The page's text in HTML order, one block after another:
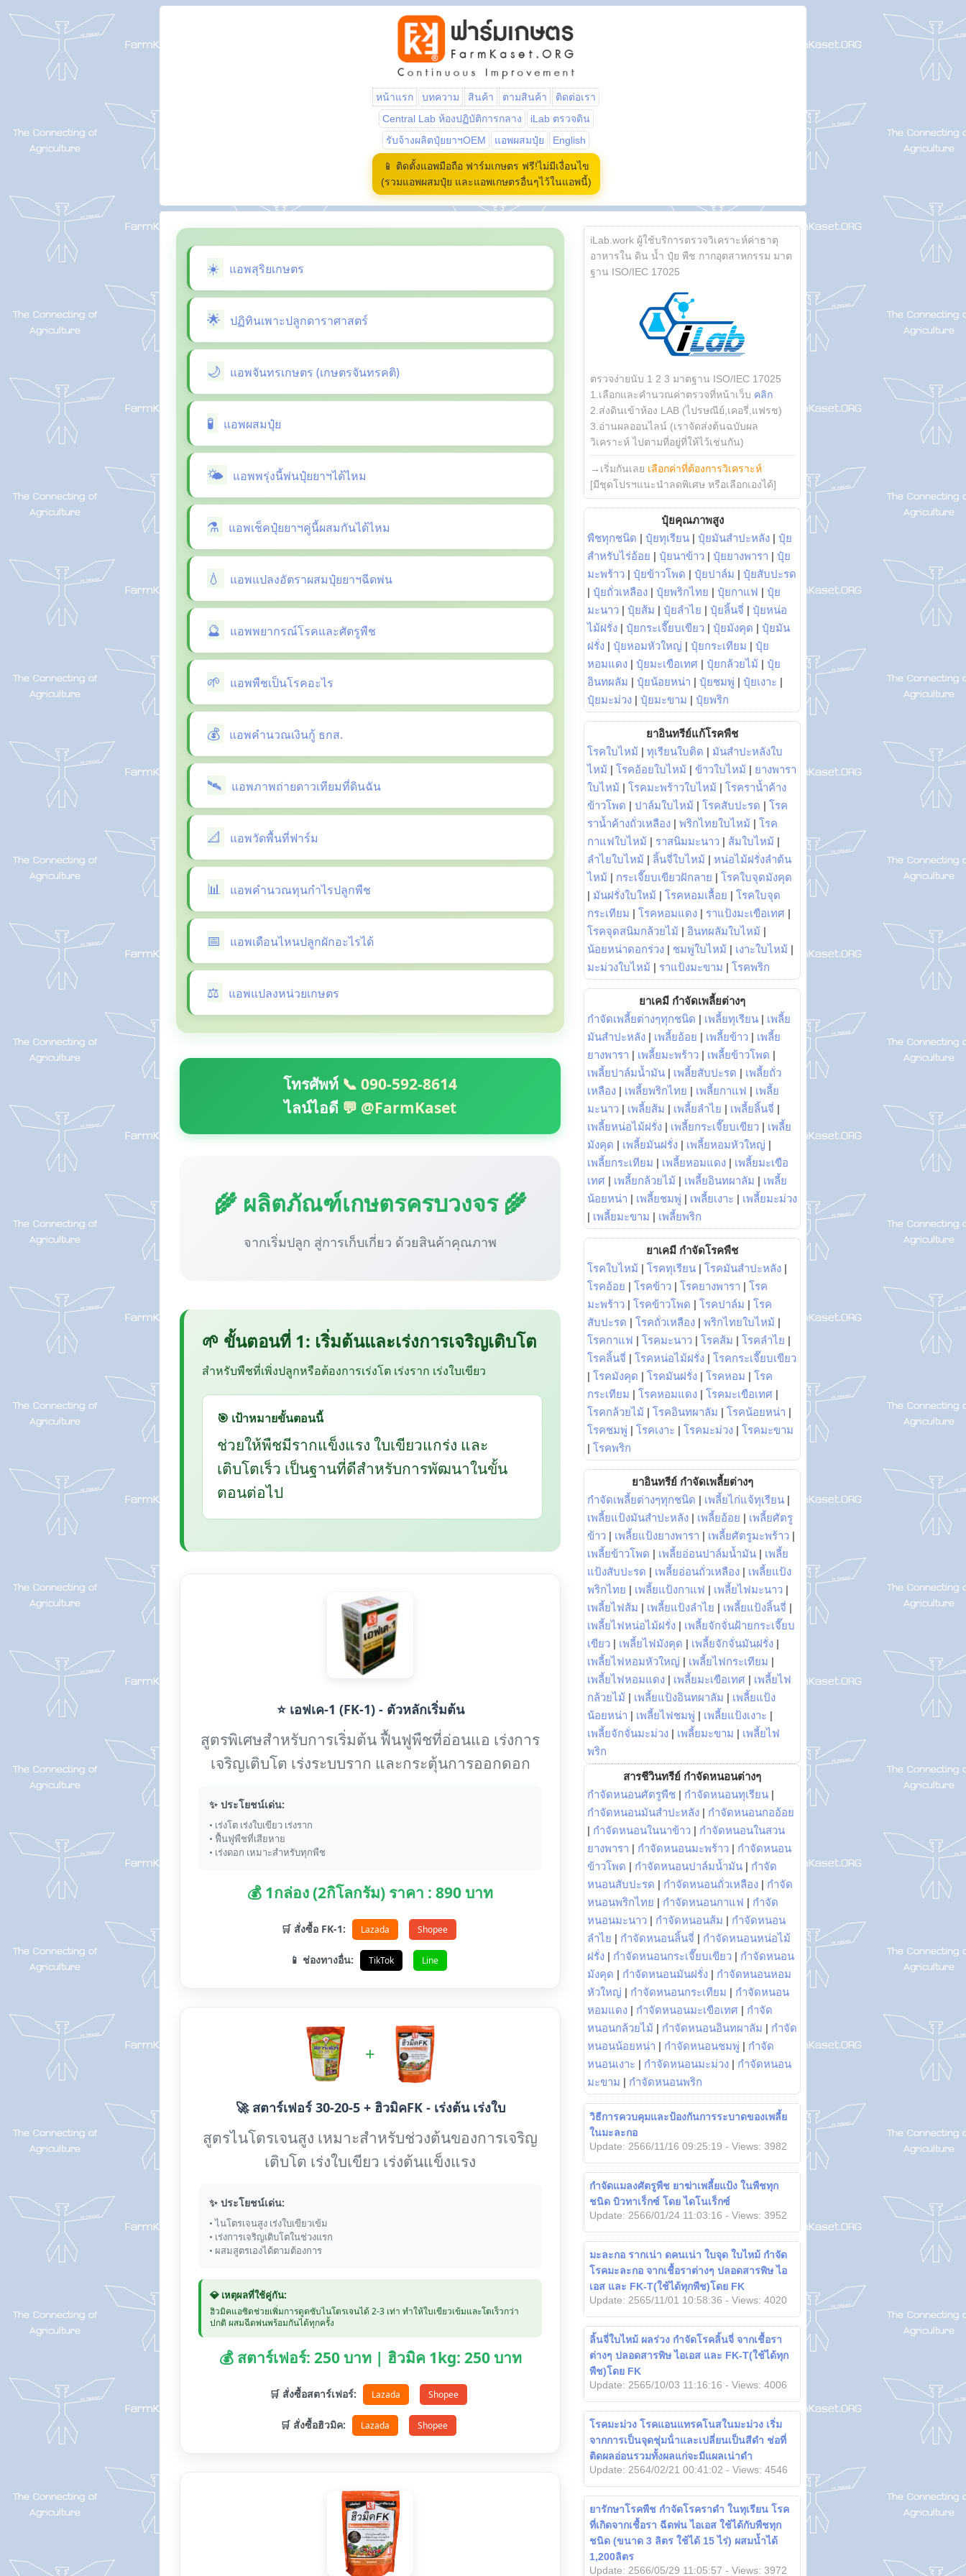
หน้าแรก บทความ สินค้า ตามสินค้า
ติดต่อเรา
Central Lab ห้องปฏิบัติการกลาง
iLab ตรวจดิน
รับจ้างผลิตปุ๋ยยาฯOEM
แอพผสมปุ๋ย English
📱 ติดตั้งแอพมือถือ ฟาร์มเกษตร ฟรี!ไม่มีเงื่อนไข
(รวมแอพผสมปุ๋ย และแอพเกษตรอื่นๆไว้ในแอพนี้)
แอพสุริยเกษตร
ปฏิทินเพาะปลูกดาราศาสตร์
แอพจันทรเกษตร (เกษตรจันทรคติ)
แอพผสมปุ๋ย
แอพพรุ่งนี้พ่นปุ๋ยยาฯได้ไหม
แอพเช็คปุ๋ยยาฯคู่นี้ผสมกันได้ไหม
แอพแปลงอัตราผสมปุ๋ยยาฯฉีดพ่น
แอพพยากรณ์โรคและศัตรูพืช
แอพพืชเป็นโรคอะไร
แอพคำนวณเงินกู้ ธกส.
แอพภาพถ่ายดาวเทียมที่ดินฉัน
แอพวัดพื้นที่ฟาร์ม
แอพคำนวณทุนกำไรปลูกพืช
แอพเดือนไหนปลูกผักอะไรได้
แอพแปลงหน่วยเกษตร
โทรศัพท์ 📞 090-592-8614
ไลน์ไอดี 💬 @FarmKaset
🌾 ผลิตภัณฑ์เกษตรครบวงจร 🌾
จากเริ่มปลูก สู่การเก็บเกี่ยว ด้วยสินค้าคุณภาพ
🌱 ขั้นตอนที่ 1: เริ่มต้นและเร่งการเจริญเติบโต
สำหรับพืชที่เพิ่งปลูกหรือต้องการเร่งโต เร่งราก เร่งใบเขียว
🎯 เป้าหมายขั้นตอนนี้
ช่วยให้พืชมีรากแข็งแรง ใบเขียวแกร่ง และ
เติบโตเร็ว เป็นฐานที่ดีสำหรับการพัฒนาในขั้น
ตอนต่อไป
⭐ เอฟเค-1 (FK-1) - ตัวหลักเริ่มต้น
สูตรพิเศษสำหรับการเริ่มต้น ฟื้นฟูพืชที่อ่อนแอ เร่งการ
เจริญเติบโต เร่งระบบราก และกระตุ้นการออกดอก
✨ ประโยชน์เด่น:
• เร่งโต เร่งใบเขียว เร่งราก
• ฟื้นฟูพืชที่เสียหาย
• เร่งดอก เหมาะสำหรับทุกพืช
💰 1กล่อง (2กิโลกรัม) ราคา : 890 บาท
🛒 สั่งซื้อ FK-1: Lazada Shopee
📱 ช่องทางอื่น: TikTok Line
+
🚀 สตาร์เฟอร์ 30-20-5 + ฮิวมิคFK - เร่งต้น เร่งใบ
สูตรไนโตรเจนสูง เหมาะสำหรับช่วงต้นของการเจริญ
เติบโต เร่งใบเขียว เร่งต้นแข็งแรง
✨ ประโยชน์เด่น:
• ไนโตรเจนสูง เร่งใบเขียวเข้ม
• เร่งการเจริญเติบโตในช่วงแรก
• ผสมสูตรเองได้ตามต้องการ
💎 เหตุผลที่ใช้คู่กัน:
ฮิวมิคแอซิดช่วยเพิ่มการดูดซับไนโตรเจนได้ 2-3 เท่า ทำให้ใบเขียวเข้มและโตเร็วกว่า
ปกติ ผสมฉีดพ่นพร้อมกันได้ทุกครั้ง
💰 สตาร์เฟอร์: 250 บาท | ฮิวมิค 1kg: 250 บาท
🛒 สั่งซื้อสตาร์เฟอร์: Lazada Shopee
🛒 สั่งซื้อฮิวมิค: Lazada Shopee
iLab.work ผู้ใช้บริการตรวจวิเคราะห์ค่าธาตุ
อาหารใน ดิน น้ำ ปุ๋ย พืช กากอุตสาหกรรม มาต
ฐาน ISO/IEC 17025
ตรวจง่ายนับ 1 2 3 มาตฐาน ISO/IEC 17025
1.เลือกและคำนวณค่าตรวจที่หน้าเว็บ คลิก
2.ส่งดินเข้าห้อง LAB (ไปรษณีย์,เคอรี่,แฟรช)
3.อ่านผลออนไลน์ (เราจัดส่งต้นฉบับผล
วิเคราะห์ ไปตามที่อยู่ที่ให้ไว้เช่นกัน)
→เริ่มกันเลย เลือกค่าที่ต้องการวิเคราะห์
[มีชุดโปรฯแนะนำลดพิเศษ หรือเลือกเองได้]
ปุ๋ยคุณภาพสูง
พืชทุกชนิด | ปุ๋ยทุเรียน | ปุ๋ยมันสำปะหลัง | ปุ๋ย
สำหรับไร่อ้อย | ปุ๋ยนาข้าว | ปุ๋ยยางพารา | ปุ๋ย
มะพร้าว | ปุ๋ยข้าวโพด | ปุ๋ยปาล์ม | ปุ๋ยสับปะรด
| ปุ๋ยถั่วเหลือง | ปุ๋ยพริกไทย | ปุ๋ยกาแฟ | ปุ๋ย
มะนาว | ปุ๋ยส้ม | ปุ๋ยลำไย | ปุ๋ยลิ้นจี่ | ปุ๋ยหน่อ
ไม้ฝรั่ง | ปุ๋ยกระเจี๊ยบเขียว | ปุ๋ยมังคุด | ปุ๋ยมัน
ฝรั่ง | ปุ๋ยหอมหัวใหญ่ | ปุ๋ยกระเทียม | ปุ๋ย
หอมแดง | ปุ๋ยมะเขือเทศ | ปุ๋ยกล้วยไม้ | ปุ๋ย
อินทผลัม | ปุ๋ยน้อยหน่า | ปุ๋ยชมพู่ | ปุ๋ยเงาะ |
ปุ๋ยมะม่วง | ปุ๋ยมะขาม | ปุ๋ยพริก
ยาอินทรีย์แก้โรคพืช
โรคใบไหม้ | ทุเรียนใบติด | มันสำปะหลังใบ
ไหม้ | โรคอ้อยใบไหม้ | ข้าวใบไหม้ | ยางพารา
ใบไหม้ | โรคมะพร้าวใบไหม้ | โรคราน้ำค้าง
ข้าวโพด | ปาล์มใบไหม้ | โรคสับปะรด | โรค
ราน้ำค้างถั่วเหลือง | พริกไทยใบไหม้ | โรค
กาแฟใบไหม้ | ราสนิมมะนาว | ส้มใบไหม้ |
ลำไยใบไหม้ | ลิ้นจี่ใบไหม้ | หน่อไม้ฝรั่งลำต้น
ไหม้ | กระเจี๊ยบเขียวฝักลาย | โรคใบจุดมังคุด
| มันฝรั่งใบใหม้ | โรคหอมเลื้อย | โรคใบจุด
กระเทียม | โรคหอมแดง | ราแป้งมะเขือเทศ |
โรคจุดสนิมกล้วยไม้ | อินทผลัมใบไหม้ |
น้อยหน่าดอกร่วง | ชมพู่ใบไหม้ | เงาะใบไหม้ |
มะม่วงใบไหม้ | ราแป้งมะขาม | โรคพริก
ยาเคมี กำจัดเพลี้ยต่างๆ
กำจัดเพลี้ยต่างๆทุกชนิด | เพลี้ยทุเรียน | เพลี้ย
มันสำปะหลัง | เพลี้ยอ้อย | เพลี้ยข้าว | เพลี้ย
ยางพารา | เพลี้ยมะพร้าว | เพลี้ยข้าวโพด |
เพลี้ยปาล์มน้ำมัน | เพลี้ยสับปะรด | เพลี้ยถั่ว
เหลือง | เพลี้ยพริกไทย | เพลี้ยกาแฟ | เพลี้ย
มะนาว | เพลี้ยส้ม | เพลี้ยลำไย | เพลี้ยลิ้นจี่ |
เพลี้ยหน่อไม้ฝรั่ง | เพลี้ยกระเจี๊ยบเขียว | เพลี้ย
มังคุด | เพลี้ยมันฝรั่ง | เพลี้ยหอมหัวใหญ่ |
เพลี้ยกระเทียม | เพลี้ยหอมแดง | เพลี้ยมะเขือ
เทศ | เพลี้ยกล้วยไม้ | เพลี้ยอินทผาลัม | เพลี้ย
น้อยหน่า | เพลี้ยชมพู่ | เพลี้ยเงาะ | เพลี้ยมะม่วง
| เพลี้ยมะขาม | เพลี้ยพริก
ยาเคมี กำจัดโรคพืช
โรคใบไหม้ | โรคทุเรียน | โรคมันสำปะหลัง |
โรคอ้อย | โรคข้าว | โรคยางพารา | โรค
มะพร้าว | โรคข้าวโพด | โรคปาล์ม | โรค
สับปะรด | โรคถั่วเหลือง | พริกไทยใบไหม้ |
โรคกาแฟ | โรคมะนาว | โรคส้ม | โรคลำไย |
โรคลิ้นจี่ | โรคหน่อไม้ฝรั่ง | โรคกระเจี๊ยบเขียว
| โรคมังคุด | โรคมันฝรั่ง | โรคหอม | โรค
กระเทียม | โรคหอมแดง | โรคมะเขือเทศ |
โรคกล้วยไม้ | โรคอินทผาลัม | โรคน้อยหน่า |
โรคชมพู่ | โรคเงาะ | โรคมะม่วง | โรคมะขาม
| โรคพริก
ยาอินทรีย์ กำจัดเพลี้ยต่างๆ
กำจัดเพลี้ยต่างๆทุกชนิด | เพลี้ยไก่แจ้ทุเรียน |
เพลี้ยแป้งมันสำปะหลัง | เพลี้ยอ้อย | เพลี้ยศัตรู
ข้าว | เพลี้ยแป้งยางพารา | เพลี้ยศัตรูมะพร้าว |
เพลี้ยข้าวโพด | เพลี้ยอ่อนปาล์มน้ำมัน | เพลี้ย
แป้งสับปะรด | เพลี้ยอ่อนถั่วเหลือง | เพลี้ยแป้ง
พริกไทย | เพลี้ยแป้งกาแฟ | เพลี้ยไฟมะนาว |
เพลี้ยไฟส้ม | เพลี้ยแป้งลำไย | เพลี้ยแป้งลิ้นจี่ |
เพลี้ยไฟหน่อไม้ฝรั่ง | เพลี้ยจักจั่นฝ้ายกระเจี๊ยบ
เขียว | เพลี้ยไฟมังคุด | เพลี้ยจักจั่นมันฝรั่ง |
เพลี้ยไฟหอมหัวใหญ่ | เพลี้ยไฟกระเทียม |
เพลี้ยไฟหอมแดง | เพลี้ยมะเขือเทศ | เพลี้ยไฟ
กล้วยไม้ | เพลี้ยแป้งอินทผาลัม | เพลี้ยแป้ง
น้อยหน่า | เพลี้ยไฟชมพู่ | เพลี้ยแป้งเงาะ |
เพลี้ยจักจั่นมะม่วง | เพลี้ยมะขาม | เพลี้ยไฟ
พริก
สารชีวินทรีย์ กำจัดหนอนต่างๆ
กำจัดหนอนศัตรูพืช | กำจัดหนอนทุเรียน |
กำจัดหนอนมันสำปะหลัง | กำจัดหนอนกออ้อย
| กำจัดหนอนในนาข้าว | กำจัดหนอนในสวน
ยางพารา | กำจัดหนอนมะพร้าว | กำจัดหนอน
ข้าวโพด | กำจัดหนอนปาล์มน้ำมัน | กำจัด
หนอนสับปะรด | กำจัดหนอนถั่วเหลือง | กำจัด
หนอนพริกไทย | กำจัดหนอนกาแฟ | กำจัด
หนอนมะนาว | กำจัดหนอนส้ม | กำจัดหนอน
ลำไย | กำจัดหนอนลิ้นจี่ | กำจัดหนอนหน่อไม้
ฝรั่ง | กำจัดหนอนกระเจี๊ยบเขียว | กำจัดหนอน
มังคุด | กำจัดหนอนมันฝรั่ง | กำจัดหนอนหอม
หัวใหญ่ | กำจัดหนอนกระเทียม | กำจัดหนอน
หอมแดง | กำจัดหนอนมะเขือเทศ | กำจัด
หนอนกล้วยไม้ | กำจัดหนอนอินทผาลัม | กำจัด
หนอนน้อยหน่า | กำจัดหนอนชมพู่ | กำจัด
หนอนเงาะ | กำจัดหนอนมะม่วง | กำจัดหนอน
มะขาม | กำจัดหนอนพริก
วิธีการควบคุมและป้องกันการระบาดของเพลี้ย
ในมะละกอ
Update: 2566/11/16 09:25:19 - Views: 3982
กำจัดแมลงศัตรูพืช ยาฆ่าเพลี้ยแป้ง ในพืชทุก
ชนิด บิวทาเร็กซ์ โดย ไดโนเร็กซ์
Update: 2566/01/24 11:03:16 - Views: 3952
มะละกอ รากเน่า ดคนเน่า ใบจุด ใบไหม้ กำจัด
โรคมะละกอ จากเชื้อราต่างๆ ปลอดสารพิษ ไอ
เอส และ FK-T(ใช้ได้ทุกพืช)โดย FK
Update: 2565/11/01 10:58:36 - Views: 4020
ลิ้นจี่ใบไหม้ ผลร่วง กำจัดโรคลิ้นจี่ จากเชื้อรา
ต่างๆ ปลอดสารพิษ ไอเอส และ FK-T(ใช้ได้ทุก
พืช)โดย FK
Update: 2565/10/03 11:16:16 - Views: 4006
โรคมะม่วง โรคแอนแทรคโนสในมะม่วง เริ่ม
จากการเป็นจุดชุ่มน้ําและเปลี่ยนเป็นสีดํา ช่อที่
ติดผลอ่อนรวมทั้งผลแก่จะมีแผลเน่าดํา
Update: 2564/02/21 00:41:02 - Views: 4546
ยารักษาโรคพืช กำจัดโรคราดำ ในทุเรียน โรค
ที่เกิดจากเชื้อรา ฉีดพ่น ไอเอส ใช้ได้กับพืชทุก
ชนิด (ขนาด 3 ลิตร ใช้ได้ 15 ไร่) ผสมน้ำได้
1,200ลิตร
Update: 2566/05/29 11:05:57 - Views: 3972